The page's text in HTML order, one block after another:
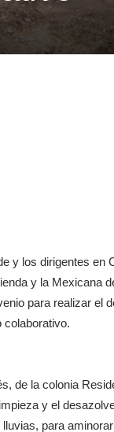
y los dirigentes en
y la Mexicana
para realizar el
colaborativo.
de la colonia
y el
para